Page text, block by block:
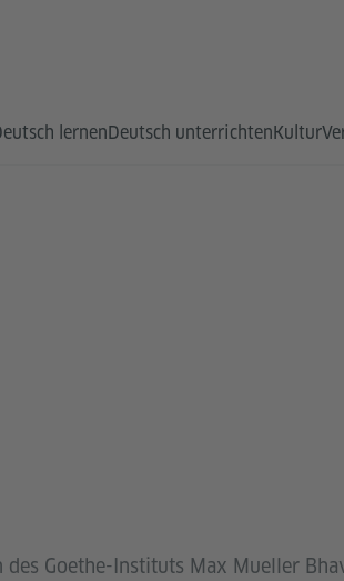
lernenDeutsch unterrichtenKultur
Goethe-Instituts Max Mueller